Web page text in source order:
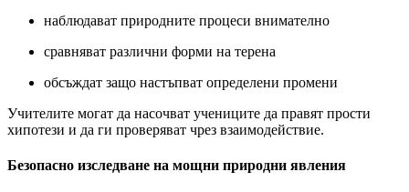
наблюдават природните процеси внимателно
сравняват различни форми на терена
обсъждат защо настъпват определени промени
Учителите могат да насочват учениците да правят прости
хипотези и да ги проверяват чрез взаимодействие.
Безопасно изследване на мощни природни явления